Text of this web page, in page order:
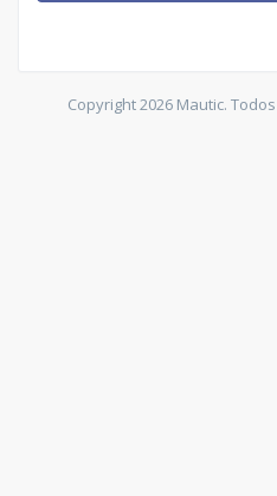
Copyright 2026 Mautic.